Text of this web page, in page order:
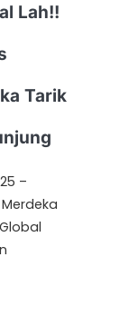
Lah!!
Tarik
–